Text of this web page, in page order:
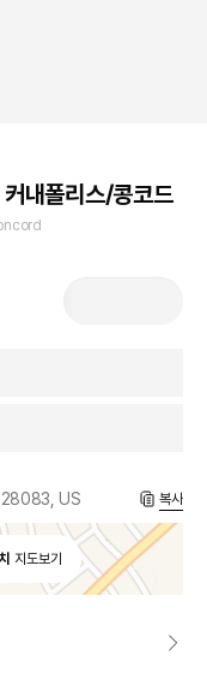
내폴리스/콩코드
US 복사
지도보기